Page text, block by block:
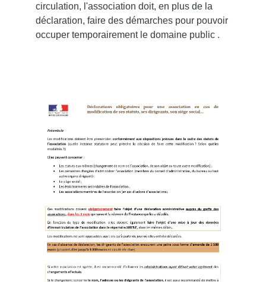
circulation, l'association doit, en plus de la
déclaration, faire des démarches pour pouvoir
occuper temporairement le domaine public .